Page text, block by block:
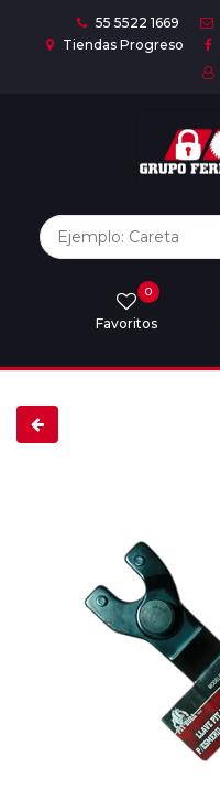
55 5522 1669
Tiendas Progreso
Favoritos
0
Marcas
Descargar